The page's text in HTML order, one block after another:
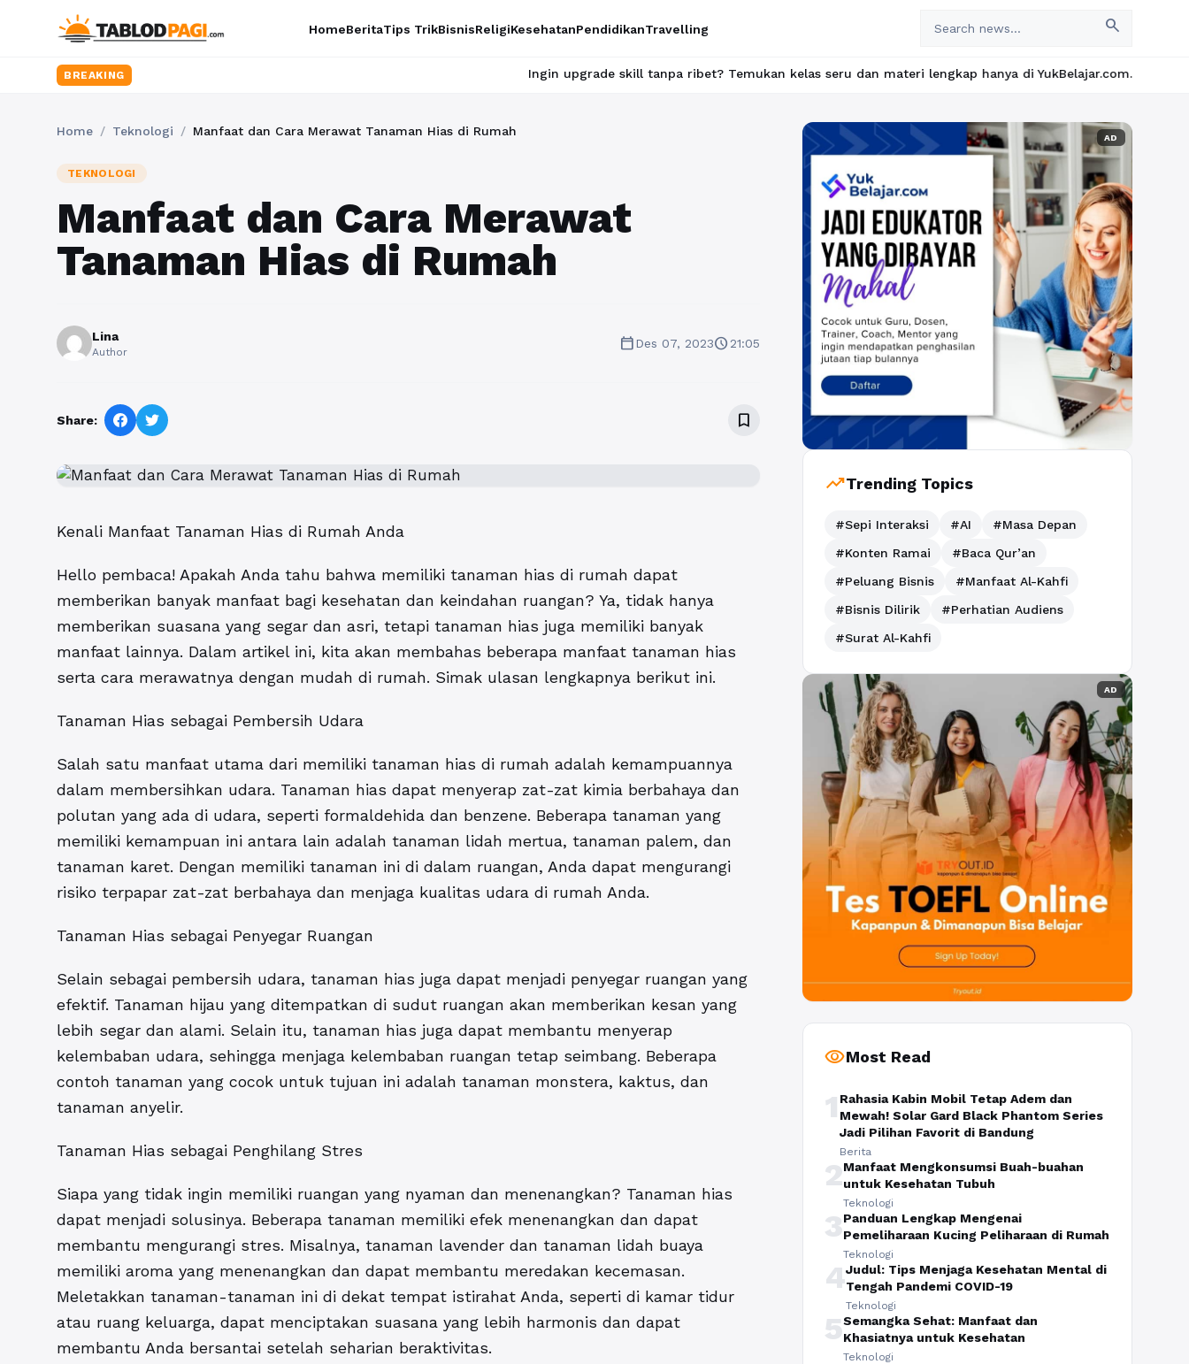
HomeBeritaTips TrikBisnisReligiKesehatanPendidikanTravelling search
BREAKING Ingin upgrade skill tanpa ribet? Temukan kelas seru dan materi lengkap hanya di YukBelajar.com. Mulai langkah
Home / Teknologi / Manfaat dan Cara Merawat Tanaman Hias di Rumah
TEKNOLOGI
Manfaat dan Cara Merawat
Tanaman Hias di Rumah
Lina
Author calendar_todayDes 07, 2023schedule21:05
Share: bookmark_border
Kenali Manfaat Tanaman Hias di Rumah Anda
Hello pembaca! Apakah Anda tahu bahwa memiliki tanaman hias di rumah dapat
memberikan banyak manfaat bagi kesehatan dan keindahan ruangan? Ya, tidak hanya
memberikan suasana yang segar dan asri, tetapi tanaman hias juga memiliki banyak
manfaat lainnya. Dalam artikel ini, kita akan membahas beberapa manfaat tanaman hias
serta cara merawatnya dengan mudah di rumah. Simak ulasan lengkapnya berikut ini.
Tanaman Hias sebagai Pembersih Udara
Salah satu manfaat utama dari memiliki tanaman hias di rumah adalah kemampuannya
dalam membersihkan udara. Tanaman hias dapat menyerap zat-zat kimia berbahaya dan
polutan yang ada di udara, seperti formaldehida dan benzene. Beberapa tanaman yang
memiliki kemampuan ini antara lain adalah tanaman lidah mertua, tanaman palem, dan
tanaman karet. Dengan memiliki tanaman ini di dalam ruangan, Anda dapat mengurangi
risiko terpapar zat-zat berbahaya dan menjaga kualitas udara di rumah Anda.
Tanaman Hias sebagai Penyegar Ruangan
Selain sebagai pembersih udara, tanaman hias juga dapat menjadi penyegar ruangan yang
efektif. Tanaman hijau yang ditempatkan di sudut ruangan akan memberikan kesan yang
lebih segar dan alami. Selain itu, tanaman hias juga dapat membantu menyerap
kelembaban udara, sehingga menjaga kelembaban ruangan tetap seimbang. Beberapa
contoh tanaman yang cocok untuk tujuan ini adalah tanaman monstera, kaktus, dan
tanaman anyelir.
Tanaman Hias sebagai Penghilang Stres
Siapa yang tidak ingin memiliki ruangan yang nyaman dan menenangkan? Tanaman hias
dapat menjadi solusinya. Beberapa tanaman memiliki efek menenangkan dan dapat
membantu mengurangi stres. Misalnya, tanaman lavender dan tanaman lidah buaya
memiliki aroma yang menenangkan dan dapat membantu meredakan kecemasan.
Meletakkan tanaman-tanaman ini di dekat tempat istirahat Anda, seperti di kamar tidur
atau ruang keluarga, dapat menciptakan suasana yang lebih harmonis dan dapat
membantu Anda bersantai setelah seharian beraktivitas.
AD
trending_upTrending Topics
#Sepi Interaksi #AI
#Masa Depan
#Konten Ramai
#Baca Qur’an
#Peluang Bisnis
#Manfaat Al-Kahfi
#Bisnis Dilirik
#Perhatian Audiens
#Surat Al-Kahfi
AD
visibilityMost Read
1 Rahasia Kabin Mobil Tetap Adem dan
Mewah! Solar Gard Black Phantom Series
Jadi Pilihan Favorit di Bandung
Berita
2Manfaat Mengkonsumsi Buah-buahan
untuk Kesehatan Tubuh
Teknologi
3Panduan Lengkap Mengenai
Pemeliharaan Kucing Peliharaan di Rumah
Teknologi
4Judul: Tips Menjaga Kesehatan Mental di
Tengah Pandemi COVID-19
Teknologi
5Semangka Sehat: Manfaat dan
Khasiatnya untuk Kesehatan
Teknologi